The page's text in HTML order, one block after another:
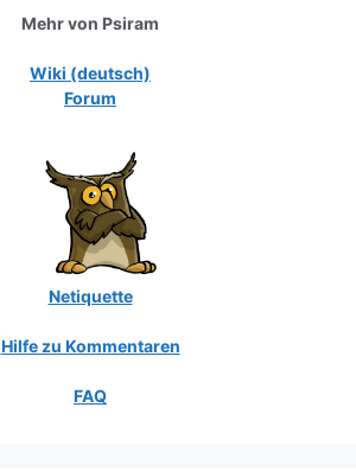
Mehr von Psiram
Wiki (deutsch)
Forum
Netiquette
Hilfe zu Kommentaren
FAQ